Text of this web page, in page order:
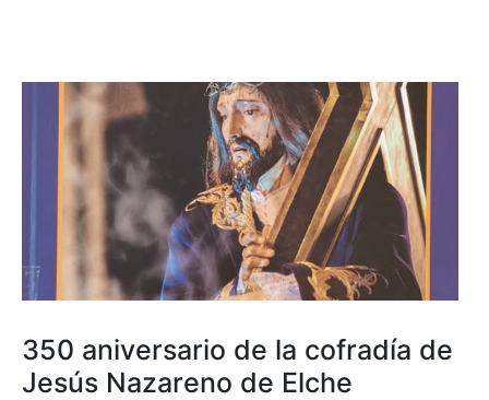
350 aniversario de la cofradía de
Jesús Nazareno de Elche